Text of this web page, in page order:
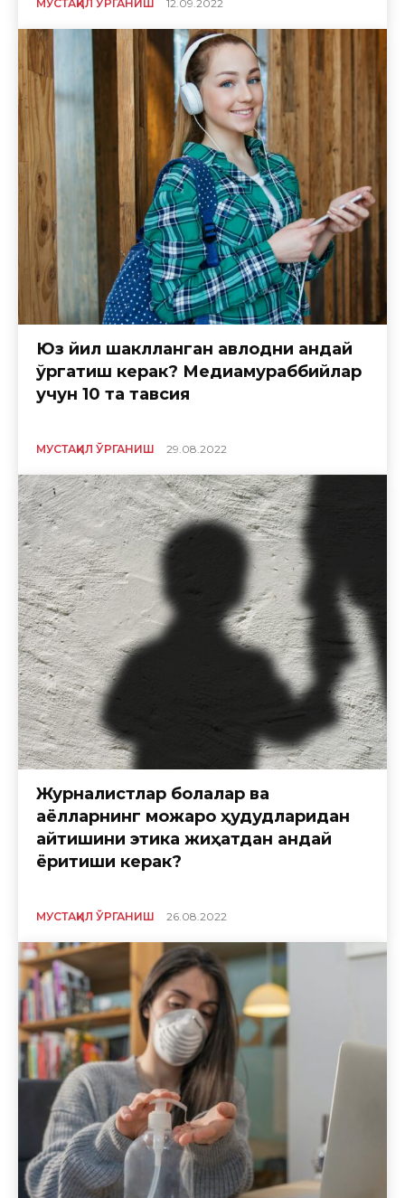
МУСТАҚИЛ ЎРГАНИШ 12.09.2022
Юз йил шаклланган авлодни қандай
ўргатиш керак? Медиамураббийлар
учун 10 та тавсия
МУСТАҚИЛ ЎРГАНИШ 29.08.2022
Журналистлар болалар ва
аёлларнинг можаро ҳудудларидан
қайтишини этика жиҳатдан қандай
ёритиши керак?
МУСТАҚИЛ ЎРГАНИШ 26.08.2022